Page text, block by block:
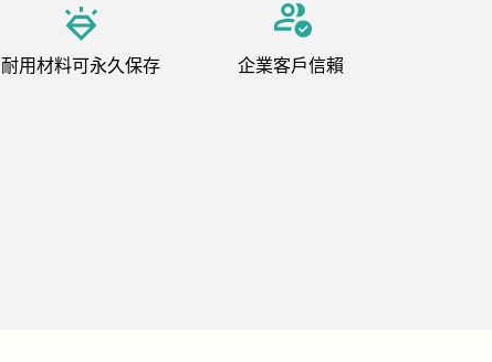
耐用材料可永久保存 企業客戶信賴